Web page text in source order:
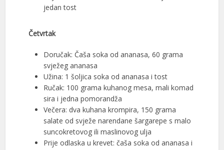
jedan tost
Četvrtak
Doručak: Čaša soka od ananasa, 60 grama
svježeg ananasa
Užina: 1 šoljica soka od ananasa i tost
Ručak: 100 grama kuhanog mesa, mali komad
sira i jedna pomorandža
Večera: dva kuhana krompira, 150 grama
salate od svježe narendane šargarepe s malo
suncokretovog ili maslinovog ulja
Prije odlaska u krevet: čaša soka od ananasa i